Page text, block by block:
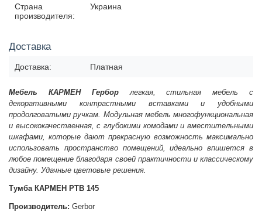
Страна
производителя:
Украина
Доставка
Доставка: Платная
Мебель КАРМЕН Герборлегкая, стильная мебель с
декоративными контрастными вставками и удобными
продолговатыми ручкам. Модульная мебель многофункциональная
и высококачественная, с глубокими комодами и вместительными
шкафами, которые дают прекрасную возможность максимально
использовать пространство помещений, идеально впишется в
любое помещение благодаря своей практичности и классическому
дизайну. Удачные цветовые решения.
Тумба КАРМЕН РТВ 145
Производитель: Gerbor